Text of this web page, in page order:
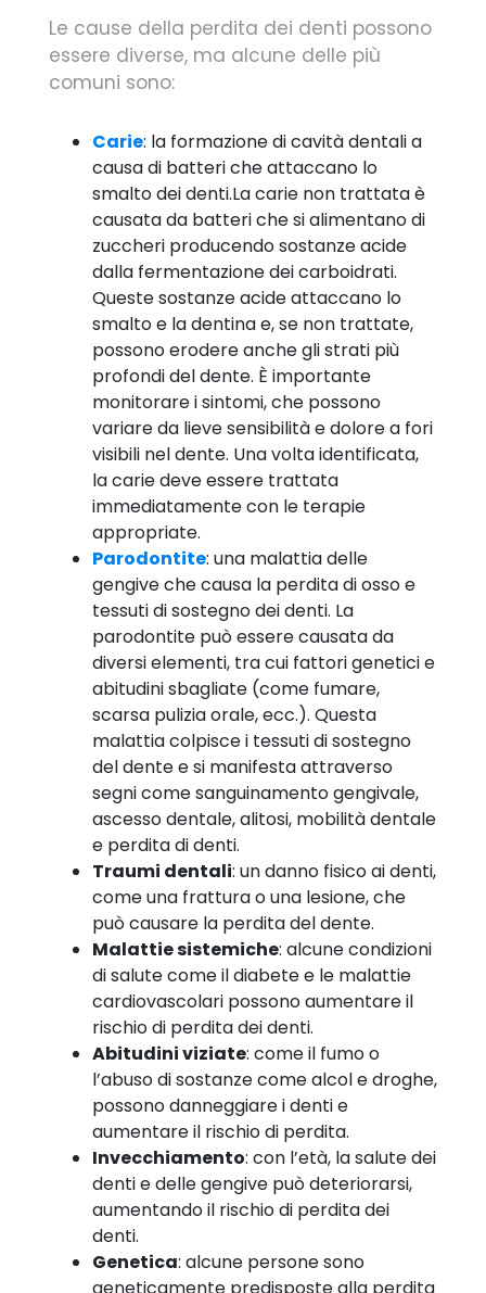
Le cause della perdita dei denti possono
essere diverse, ma alcune delle più
comuni sono:
Carie: la formazione di cavità dentali a
causa di batteri che attaccano lo
smalto dei denti.La carie non trattata è
causata da batteri che si alimentano di
zuccheri producendo sostanze acide
dalla fermentazione dei carboidrati.
Queste sostanze acide attaccano lo
smalto e la dentina e, se non trattate,
possono erodere anche gli strati più
profondi del dente. È importante
monitorare i sintomi, che possono
variare da lieve sensibilità e dolore a fori
visibili nel dente. Una volta identificata,
la carie deve essere trattata
immediatamente con le terapie
appropriate.
Parodontite: una malattia delle
gengive che causa la perdita di osso e
tessuti di sostegno dei denti. La
parodontite può essere causata da
diversi elementi, tra cui fattori genetici e
abitudini sbagliate (come fumare,
scarsa pulizia orale, ecc.). Questa
malattia colpisce i tessuti di sostegno
del dente e si manifesta attraverso
segni come sanguinamento gengivale,
ascesso dentale, alitosi, mobilità dentale
e perdita di denti.
Traumi dentali: un danno fisico ai denti,
come una frattura o una lesione, che
può causare la perdita del dente.
Malattie sistemiche: alcune condizioni
di salute come il diabete e le malattie
cardiovascolari possono aumentare il
rischio di perdita dei denti.
Abitudini viziate: come il fumo o
l’abuso di sostanze come alcol e droghe,
possono danneggiare i denti e
aumentare il rischio di perdita.
Invecchiamento: con l’età, la salute dei
denti e delle gengive può deteriorarsi,
aumentando il rischio di perdita dei
denti.
Genetica: alcune persone sono
geneticamente predisposte alla perdita